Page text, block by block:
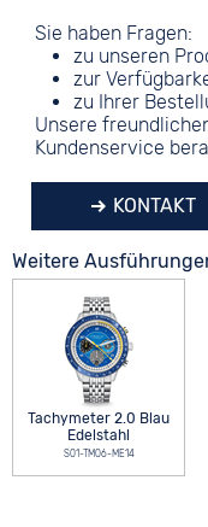
Sie haben Fragen:
zu unseren
zur
zu Ihrer
Unsere
Kundenservice
KONTAKT
Weitere
Tachymeter 2.0 Blau
Edelstahl
S01-TM06-ME14